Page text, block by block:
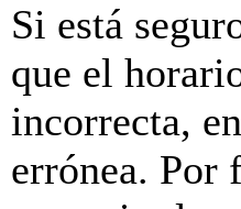
Si está
que el
incorrecta,
errónea. Por